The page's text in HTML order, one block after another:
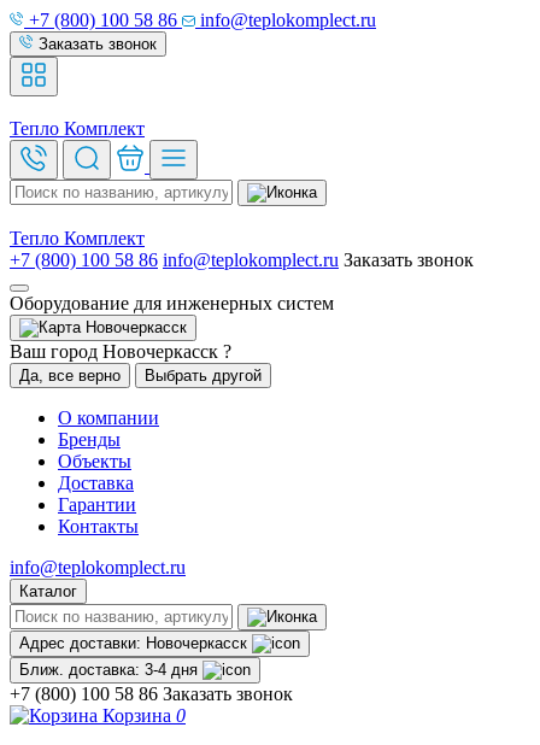
+7 (800) 100 58 86 info@teplokomplect.ru
Заказать звонок
Тепло Комплект
Тепло Комплект
+7 (800) 100 58 86 info@teplokomplect.ru Заказать звонок
Оборудование для инженерных систем
Новочеркасск
Ваш город Новочеркасск ?
Да, все верно Выбрать другой
О компании
Бренды
Объекты
Доставка
Гарантии
Контакты
info@teplokomplect.ru
Каталог
Адрес доставки: Новочеркасск
Ближ. доставка: 3-4 дня
+7 (800) 100 58 86 Заказать звонок
Корзина 0